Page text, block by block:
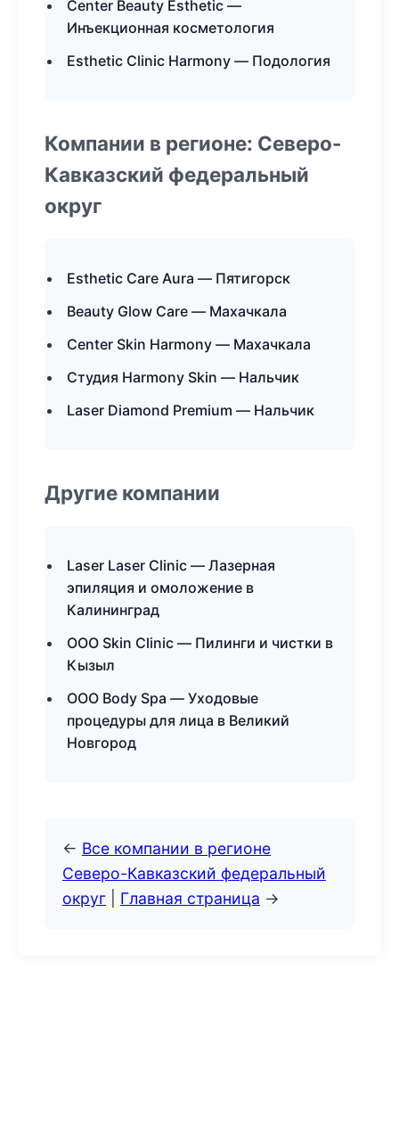
Center Beauty Esthetic —
Инъекционная косметология
Esthetic Clinic Harmony — Подология
Компании в регионе: Северо-
Кавказский федеральный
округ
Esthetic Care Aura — Пятигорск
Beauty Glow Care — Махачкала
Center Skin Harmony — Махачкала
Студия Harmony Skin — Нальчик
Laser Diamond Premium — Нальчик
Другие компании
Laser Laser Clinic — Лазерная
эпиляция и омоложение в
Калининград
ООО Skin Clinic — Пилинги и чистки в
Кызыл
ООО Body Spa — Уходовые
процедуры для лица в Великий
Новгород
← Все компании в регионе
Северо-Кавказский федеральный
округ
Главная страница →